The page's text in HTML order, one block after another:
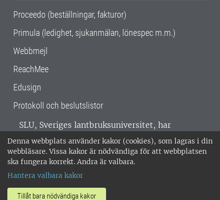
Denna webbplats använder kakor (cookies), som lagras i din
webbläsare. Vissa kakor är nödvändiga för att webbplatsen
ska fungera korrekt. Andra är valbara.
Hantera valbara kakor
Tillåt bara nödvändiga kakor
Proceedo (beställningar, fakturor)
Primula (ledighet, sjukanmälan, lönespec m.m.)
Webbmejl
ReachMee
Edusign
Protokoll och beslutslistor
SLU, Sveriges lantbruksuniversitet, har
verksamhet över hela Sverige. Huvudorter är
Alnarp, Uppsala och Umeå.SLU är
miljöcertifierat enligt ISO 14001. •
018-67 10 00 • Org nr: 202100-2817 •
Om SLU:s webbplatser